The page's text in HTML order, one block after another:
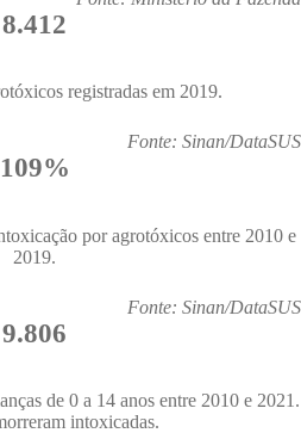
8.412
registradas em 2019.
Fonte: Sinan/DataSUS
109%
por agrotóxicos entre 2010 e
2019.
Fonte: Sinan/DataSUS
9.806
de 0 a 14 anos entre 2010 e 2021.
intoxicadas.